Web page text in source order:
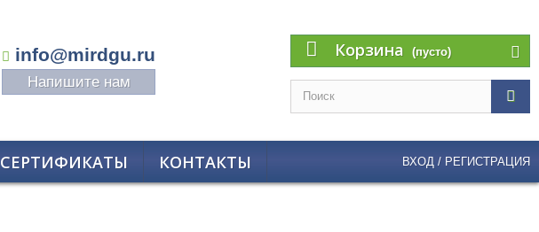
info@mirdgu.ru
Напишите нам
Корзина (пусто)
СЕРТИФИКАТЫ КОНТАКТЫ ВХОД / РЕГИСТРАЦИЯ